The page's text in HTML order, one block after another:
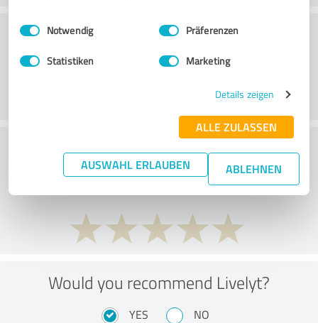
Impressum Datenschutzbestimmungen
Einwilligungsauswahl
Notwendig Präferenzen
Statistiken Marketing
Details zeigen
ALLE ZULASSEN
AUSWAHL ERLAUBEN ABLEHNEN
Kundeservice
What do you think of the price to
performance ratio?
Would you recommend Livelyt?
YES NO